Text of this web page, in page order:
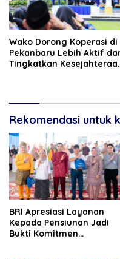
Wako Dorong Koperasi di
Pekanbaru Lebih Aktif
Tingkatkan
Rekomendasi untuk
BRI Apresiasi Layanan
Kepada Pensiunan Jadi
Bukti Komitmen